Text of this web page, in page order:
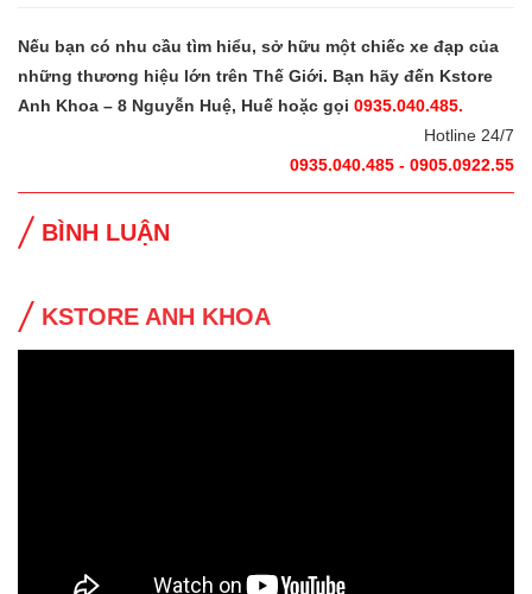
Nếu bạn có nhu cầu tìm hiểu, sở hữu một chiếc xe đạp của
những thương hiệu lớn trên Thế Giới. Bạn hãy đến Kstore
Anh Khoa – 8 Nguyễn Huệ, Huế hoặc gọi 0935.040.485.
Hotline 24/7
0935.040.485 - 0905.0922.55
BÌNH LUẬN
KSTORE ANH KHOA